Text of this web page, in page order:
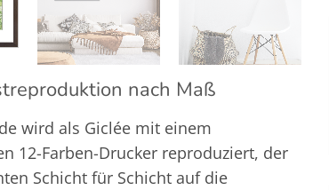
nach Maß
wird als Giclée mit einem
12-Farben-Drucker reproduziert, der
Schicht für Schicht auf die